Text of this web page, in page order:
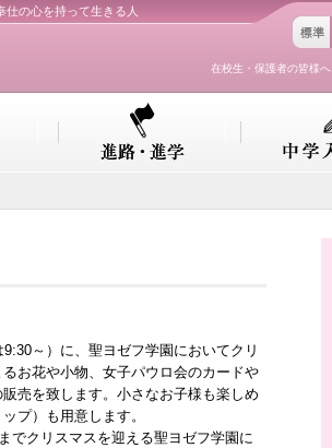
の心を持って生きる人
在校生・保護者の皆様へ
～）に、聖ヨゼフ学園においてクリ
お花や小物、女子パウロ会のカードや
売を致します。小さなお子様も楽しめ
プ）も用意します。
でクリスマスを迎える聖ヨゼフ学園に